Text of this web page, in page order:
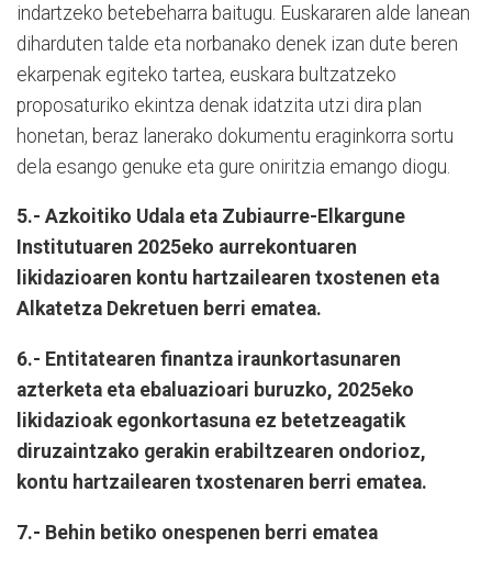
indartzeko betebeharra baitugu. Euskararen alde lanean
diharduten talde eta norbanako denek izan dute beren
ekarpenak egiteko tartea, euskara bultzatzeko
proposaturiko ekintza denak idatzita utzi dira plan
honetan, beraz lanerako dokumentu eraginkorra sortu
dela esango genuke eta gure oniritzia emango diogu.
5.- Azkoitiko Udala eta Zubiaurre-Elkargune
Institutuaren 2025eko aurrekontuaren
likidazioaren kontu hartzailearen txostenen eta
Alkatetza Dekretuen berri ematea.
6.- Entitatearen finantza iraunkortasunaren
azterketa eta ebaluazioari buruzko, 2025eko
likidazioak egonkortasuna ez betetzeagatik
diruzaintzako gerakin erabiltzearen ondorioz,
kontu hartzailearen txostenaren berri ematea.
7.- Behin betiko onespenen berri ematea